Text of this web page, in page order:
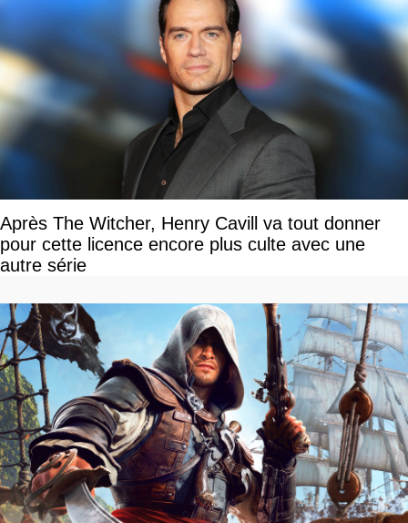
Après The Witcher, Henry Cavill va tout donner
pour cette licence encore plus culte avec une
autre série